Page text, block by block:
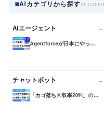
AIカテゴリから探すAI
AIエージェント →
Agentforceが日本にやっ…
チャットボット →
「カゴ落ち回収率20%」の…